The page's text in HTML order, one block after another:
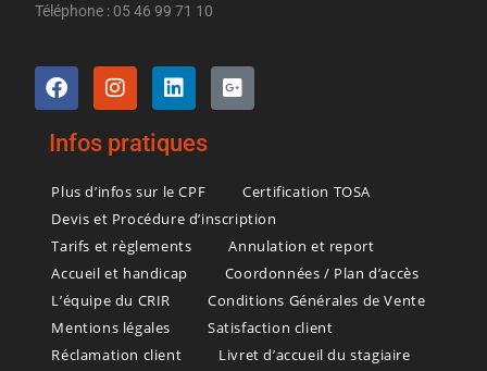
Téléphone : 05 46 99 71 10
Infos pratiques
Plus d’infos sur le CPF
Certification TOSA
Devis et Procédure d’inscription
Tarifs et règlements
Annulation et report
Accueil et handicap
Coordonnées / Plan d’accès
L’équipe du CRIR
Conditions Générales de Vente
Mentions légales
Satisfaction client
Réclamation client
Livret d’accueil du stagiaire